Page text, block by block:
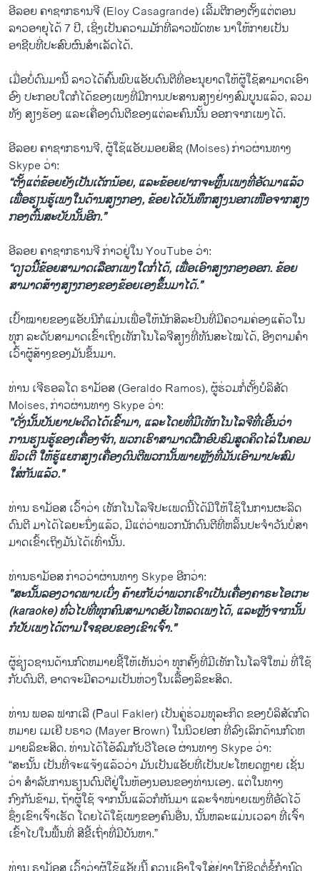
ອີ​ລອຍ ຄາ​ຊາ​ກ​ຣານ​ຈີ (Eloy Casagrande) ເລີ້ມຕີ​ກອງຕັ້ງແຕ່ຕອນ
ລາວອາຍຸໄດ້ 7 ປີ, ເຊິ່ງເປັນຄວາມມັກທີ່ລາວພັດທະ ນາໃຫ້ກາຍ​ເປັນ
ອາຊີບທີ່ປະສົບຜົນສໍາເລັດໄດ້.
​ເມື່ອບໍ່ດົນມານີ້ ລາວໄດ້ຄົ້ນພົບແອັບດົນຕີທີ່ອະນຸຍາດໃຫ້ຜູ້ໃຊ້ສາມາດເອົາ
ອົງ ປະກອບໃດ​ກໍ​ໄດ້ຂອງເພງທີ່ມີການປະ​ສານ​ສຽງຢ່າງສົມບູນແລ້ວ, ລວມ
ທັງ ສຽງຮ້ອງ ແລະເຄື່ອງດົນຕີຂອງແຕ່ລະຄົນນັ້ນ ອອກ​ຈາກເພງໄດ້.
ອີ​ລອຍ ຄາ​ຊາ​ກ​ຣານ​ຈີ, ຜູ້ໃຊ້ແອັບມອ​ຍ​ສິ​ຊ (Moises) ກ່າວ​ຜ່ານ​ທາງ
Skype ວ່າ:
“ຕັ້ງແຕ່ຂ້ອຍຍັງເປັນເດັກນ້ອຍ, ແລະຂ້ອຍຢາກຈະຫຼິ້ນເພງທີ່ອັດມາແລ້ວ
ເພື່ອຮຽນຮູ້ເພງໃນດ້ານສຽງກອງ, ຂ້ອຍໄດ້ບັນທຶກສຽງນອກເໜືອຈາກສຽງ
ກອງຕົ້ນສະບັບນັ້ນອີກ.”
ອີ​ລອຍ ຄາ​ຊາ​ກ​ຣານ​ຈີ ກ່າວ​ຢູ່ໃນ YouTube ວ່າ:
“ດຽວນີ້ຂ້ອຍສາມາດເລືອກເພງໃດກໍ່ໄດ້, ເພື່ອເອົາສຽງກອງອອກ. ຂ້ອຍ
ສາມາດສ້າງສຽງກອງຂອງຂ້ອຍເອງຂຶ້ນມາໄດ້.”
ເປົ້າໝາຍຂອງແອັບນີກໍແມ່ນເພື່ອໃຫ້ນັກສິລະປິນທີ່​ມີ​ຄວາມ​ຄ່ອງ​ແຄ້​ວ​ໃນ
ທຸກ ລະດັບສາ​ມາດເຂົ້າເຖິງເທັກໂນໂລຈີສຽງທີ່ທັນສະໄໝໄດ້, ອີງ​ຕາມ​ຄຳ​
ເວົ້າຜູ້ສ້າງຂອງມັນຂຶ້ນ​ມາ.
​ທ່ານ ​ເຈີ​ຣອ​ລ​ໂດ ຣາມັອ​ສ (Geraldo Ramos), ຜູ້ຮ່ວມກໍ່ຕັ້ງບໍ​ລິ​ສັດ
Moises, ກ່າວ​ຜ່ານ​ທາງ Skype ວ່າ:
"ດັ່ງນັ້ນປັນຍາປະດິດໄດ້ເຂົ້າມາ, ແລະໂດຍທີ່ມີເທັກໂນໂລຈີທີ່ເອີ້ນວ່າ
ການຮຽນຮູ້ຂອງເຄື່ອງຈັກ, ພວກເຮົາສາມາດຝຶກອົບຮົມສູດຄິດໄລ່ໃນຄອມ
ພິວເຕີ ໃຫ້ຮູ້ແຍກສຽງເຄື່ອງດົນຕີພວກນັ້ນພາຍຫຼັງທີ່ມັນເອົາມາປະສົມ
ໃສ່ກັນແລ້ວ."
​ທ່ານ​ ຣາ​ມັອ​ສ ເວົ້າ​ວ່າ ເທັກ​ໂນ​ໂລ​ຈີ​ປະ​ເພດ​ນີ້​ໄດ້ມີໃຫ້​ໃຊ້ໃນ​ການ​ຜະ​ລິດ​
ດົນ​ຕີ ມາ​ໄດ້ໄລ​ຍະ​ນຶ່ງແລ້ວ, ມີ​ແຕ່​ວ່າພວກ​ນັກ​ດົນ​ຕີທີ່​ຫລິ້ນ​ປະ​ຈຳ​ວັນບໍ່​ສາ​
ມາດ​ເຂົ້າ​ເຖິງມັນໄດ້ເທົ່າ​ນັ້ນ.
ທ່ານ​ຣາ​ມັອສ ກ່າວ​ວ່າຜ່ານ​ທາງ Skype ອີກວ່າ:
"ສະນັ້ນລອງວາດພາບເບິ່ງ ຄ້າຍກັບວ່າພວກເຮົາເປັນເຄື່ອງຄາຣະໂອເກະ
(karaoke) ທົ່ວໄປທີ່ທຸກຄົນສາມາດອັບໂຫລດເພງໄດ້, ແລະຫຼັງຈາກນັ້ນ
ກໍປັບເພງໄດ້ຕາມໃຈຊອບຂອງເຂົາເຈົ້າ."
ຜູ້ຊ່ຽວຊານດ້ານກົດຫມາຍຊີ້ໃຫ້ເຫັນວ່າ ທຸກຄັ້ງທີ່ມີເທັກໂນໂລຈີໃຫມ່ ທີ່ໃຊ້
ກັບດົນຕີ, ອາດຈະມີຄວາມ​ເປັນ​ຫ່ວງ​ໃນ​ເລື້ອງລິຂະສິດ.
ທ່ານ ພອ​ລ ຟາ​ກ​ເລີ (Paul Fakler) ເປັນຄູ່ຮ່ວມທຸ​ລະ​ກິດ ຂອງບໍ​ລິສັດກົດ
ຫມາຍ ເມ​ເຢີ ບ​ຣາວ (Mayer Brown) ໃນນິວຢອກ ທີ່​ລົງ​ເລິກດ້ານກົດຫ
ມາຍລິຂະສິດ. ທ່ານໄດ້ໂອ້ລົມກັບວີໂອເອ ຜ່ານທາງ Skype ວ່າ:
“ສະ​ນັ້ນ​ ​ເປັນທີ່​ຈະ​ແຈ້ງ​ແລ້ວ​ວ່າ ມັນ​ເປັນແອັບທີ່​ເປັນ​ປະ​ໂຫຍດ​ຫຼາຍ ເຊັ່ນ​
ວ່າ​ ສໍາ​ລັບ​ການ​ຮຽນດົນ​ຕີຢູ່​ໃນ​ຫ້ອງ​ນອນ​ຂອງ​ທ່ານເອງ​. ແຕ່ໃນທາງ
ກົງກັນຂ້າມ, ຖ້າຜູ້ໃຊ້ ຈາກນັ້ນ​ແລ້ວກໍຫັນມາ ແລະຈຳ​ໜ່າຍເພງ​ທີ່​ອັດ​ໄວ້
ຊຶ່ງເຂົາເຈົ້າເຮັດ ໂດຍໄດ້ໃຊ້​ເພງຂອງຄົນອື່ນ, ນັ້ນຫລະແມ່ນເວລາ ທີ່ເຈົ້າ
ເຂົ້າໄປໃນພື້ນທີ່ ສີຂີ້ເຖົ່າທີ່ມີບັນຫາ.”